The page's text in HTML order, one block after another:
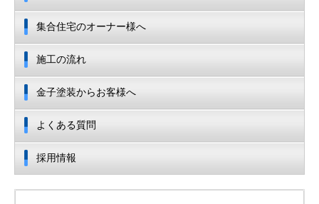
集合住宅のオーナー様へ
施工の流れ
金子塗装からお客様へ
よくある質問
採用情報